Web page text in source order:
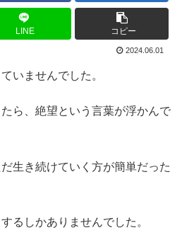
LINE コピー
2024.06.01
いませんでした。
ら、絶望という言葉が浮かんで
生き続けていく方が簡単だった
るしかありませんでした。